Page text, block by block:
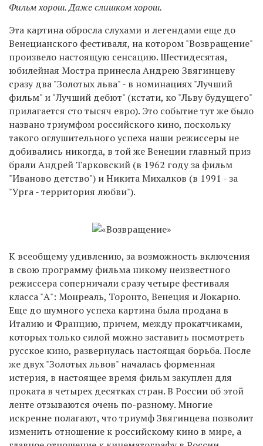
Фильм хорош. Даже слишком хорош.
Эта картина обросла слухами и легендами еще до
Венецианского фестиваля, на котором "Возвращение"
произвело настоящую сенсацию. Шестидесятая,
юбилейная Мостра принесла Андрею Звягинцеву
сразу два "Золотых льва" - в номинациях "Лучший
фильм" и "Лучший дебют" (кстати, ко "Льву будущего"
прилагается сто тысяч евро). Это событие тут же было
названо триумфом российского кино, поскольку
такого оглушительного успеха наши режиссеры не
добивались никогда, в той же Венеции главный приз
брали Андрей Тарковский (в 1962 году за фильм
"Иваново детство") и Никита Михалков (в 1991 - за
"Урга - территория любви").
К всеобщему удивлению, за возможность включения
в свою программу фильма никому неизвестного
режиссера соперничали сразу четыре фестиваля
класса "А": Монреаль, Торонто, Венеция и Локарно.
Еще до шумного успеха картина была продана в
Италию и Францию, причем, между прокатчиками,
которых только силой можно заставить посмотреть
русское кино, развернулась настоящая борьба. После
же двух "Золотых львов" началась форменная
истерия, в настоящее время фильм закуплен для
проката в четырех десятках стран. В России об этой
ленте отзываются очень по-разному. Многие
искренне полагают, что триумф Звягинцева позволит
изменить отношение к российскому кино в мире, а